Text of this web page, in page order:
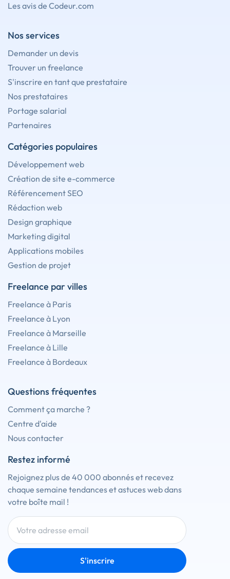
Les avis de Codeur.com
Nos services
Demander un devis
Trouver un freelance
S'inscrire en tant que prestataire
Nos prestataires
Portage salarial
Partenaires
Catégories populaires
Développement web
Création de site e-commerce
Référencement SEO
Rédaction web
Design graphique
Marketing digital
Applications mobiles
Gestion de projet
Freelance par villes
Freelance à Paris
Freelance à Lyon
Freelance à Marseille
Freelance à Lille
Freelance à Bordeaux
Questions fréquentes
Comment ça marche ?
Centre d'aide
Nous contacter
Restez informé
Rejoignez plus de 40 000 abonnés et recevez
chaque semaine tendances et astuces web dans
votre boîte mail !
S'inscrire